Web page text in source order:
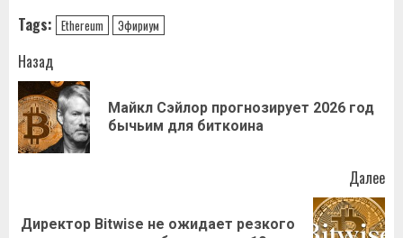
Tags: Ethereum Эфириум
Навигация
записи
Назад
Майкл Сэйлор прогнозирует 2026 год
бычьим для биткоина
Далее
Следующая
Директор Bitwise не ожидает резкого